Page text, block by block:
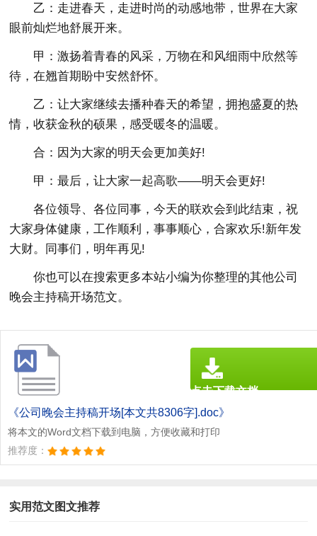
乙：走进春天，走进时尚的动感地带，世界在大家
眼前灿烂地舒展开来。
甲：激扬着青春的风采，万物在和风细雨中欣然等
待，在翘首期盼中安然舒怀。
乙：让大家继续去播种春天的希望，拥抱盛夏的热
情，收获金秋的硕果，感受暖冬的温暖。
合：因为大家的明天会更加美好!
甲：最后，让大家一起高歌——明天会更好!
各位领导、各位同事，今天的联欢会到此结束，祝
大家身体健康，工作顺利，事事顺心，合家欢乐!新年发
大财。同事们，明年再见!
你也可以在搜索更多本站小编为你整理的其他公司
晚会主持稿开场范文。
《公司晚会主持稿开场[本文共8306字].doc》
将本文的Word文档下载到电脑，方便收藏和打印
推荐度：
点击下载文档
文档为doc格式
实用范文图文推荐